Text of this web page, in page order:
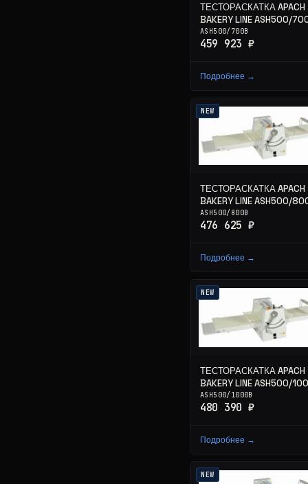
ТЕСТОРАСКАТКА APACH
BAKERY LINE ASH500/
ASH500/700B
459 923 ₽
Подробнее →
NEW
ТЕСТОРАСКАТКА APACH
BAKERY LINE ASH500/
ASH500/800B
476 625 ₽
Подробнее →
NEW
ТЕСТОРАСКАТКА APACH
BAKERY LINE ASH500/
ASH500/1000B
480 390 ₽
Подробнее →
NEW